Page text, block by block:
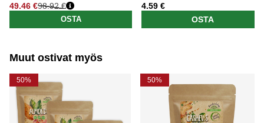
49.46 €
Normaali hinta
98.92 €
OSTA
4.59 €
OSTA
Muut ostivat myös
50% 50%